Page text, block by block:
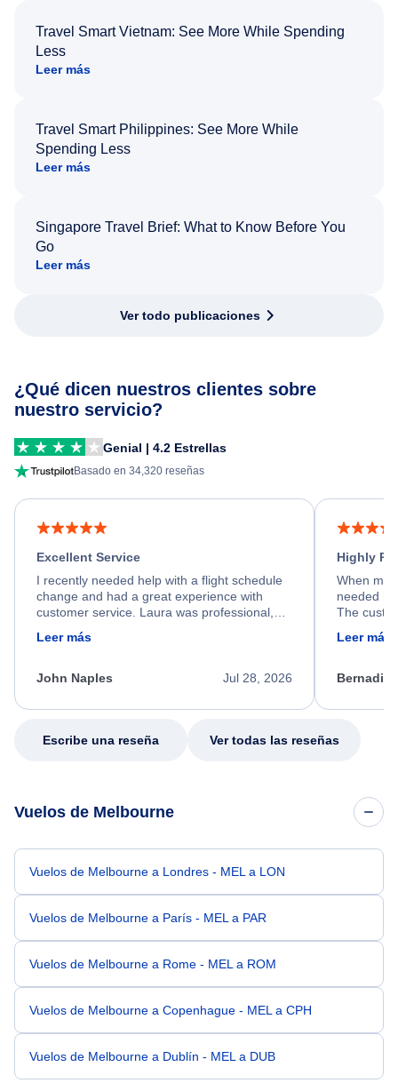
Travel Smart Vietnam: See More While Spending
Less
Leer más
Travel Smart Philippines: See More While
Spending Less
Leer más
Singapore Travel Brief: What to Know Before You
Go
Leer más
Ver todo publicaciones
¿Qué dicen nuestros clientes sobre
nuestro servicio?
Genial | 4.2 Estrellas
Basado en 34,320 reseñas
Excellent Service
I recently needed help with a flight schedule
change and had a great experience with
customer service. Laura was professional,
friendly, and very helpful throughout the
process. She quickly found a solution and
appreciate her excellent service.
Leer más
Jul 28, 2026
John Naples
Highly
When my
needed
The
calm,
my issue.
Leer más
Escribe una reseña Ver todas las reseñas
Vuelos de Melbourne
Vuelos de Melbourne a Londres - MEL a LON
Vuelos de Melbourne a París - MEL a PAR
Vuelos de Melbourne a Rome - MEL a ROM
Vuelos de Melbourne a Copenhague - MEL a CPH
Vuelos de Melbourne a Dublín - MEL a DUB